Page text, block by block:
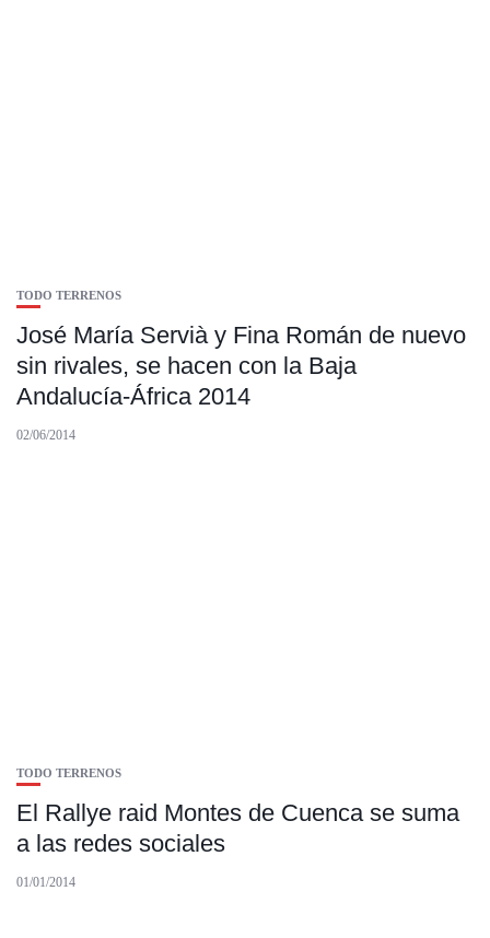
TODO TERRENOS
José María Servià y Fina Román de nuevo
sin rivales, se hacen con la Baja
Andalucía-África 2014
02/06/2014
TODO TERRENOS
El Rallye raid Montes de Cuenca se suma
a las redes sociales
01/01/2014